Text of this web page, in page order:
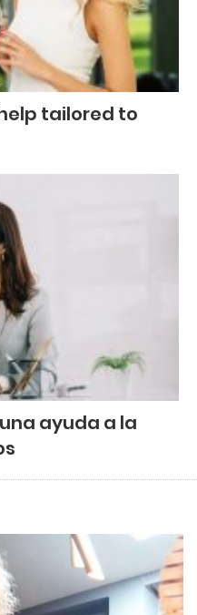
tailored to
ayuda a la